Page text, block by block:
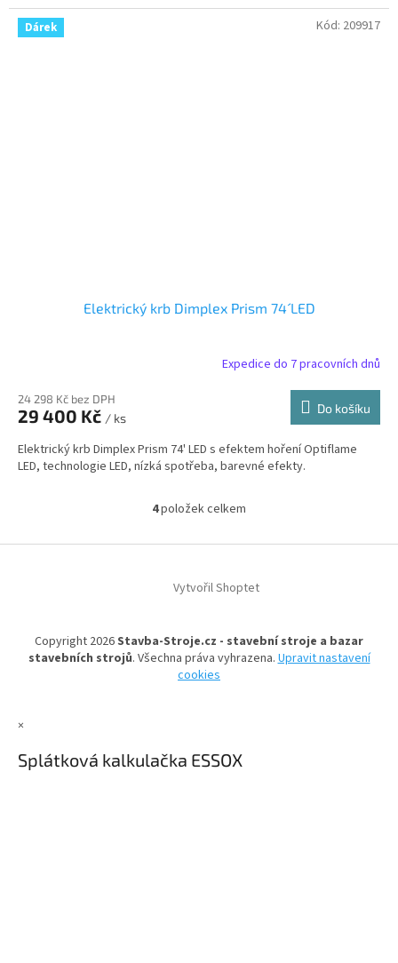
Dárek
Elektrický krb Dimplex Prism 74´ LED
Expedice do 7 pracovních dnů
24 298 Kč bez DPH
29 400 Kč / ks
Do košíku
Elektrický krb Dimplex Prism 74' LED s efektem hoření Optiflame
LED, technologie LED, nízká spotřeba, barevné efekty.
Kód: 209917
O
l
d
í
p
r
v
ý
p
4položek celkem
Vytvořil Shoptet
Copyright 2026Stavba-Stroje.cz - stavební stroje a bazar
stavebních strojů. Všechna práva vyhrazena.Upravit nastavení
cookies
×
Splátková kalkulačka ESSOX